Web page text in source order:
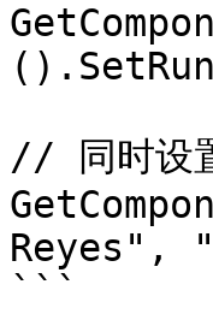
// 同时设
Reyes",
```